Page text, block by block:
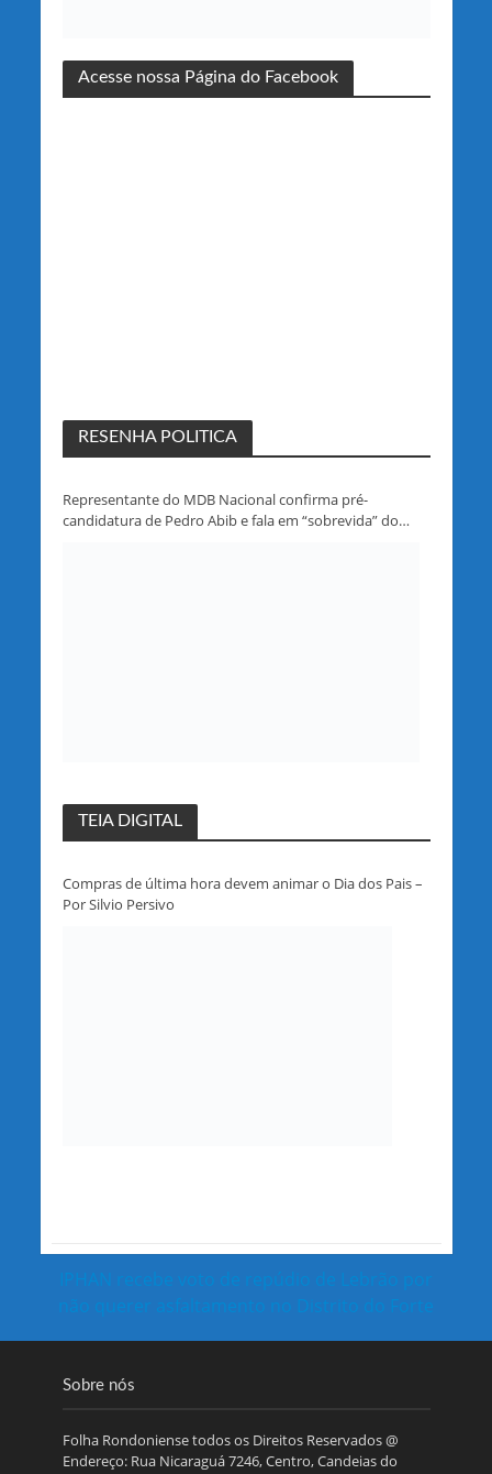
Acesse nossa Página do Facebook
RESENHA POLITICA
Representante do MDB Nacional confirma pré-
candidatura de Pedro Abib e fala em “sobrevida” do
TEIA DIGITAL
Compras de última hora devem animar o Dia dos Pais –
Por Silvio Persivo
IPHAN recebe voto de repúdio de Lebrão por
não querer asfaltamento no Distrito do Forte
Sobre nós
Folha Rondoniense todos os Direitos Reservados @
Endereço: Rua Nicaraguá 7246, Centro, Candeias do